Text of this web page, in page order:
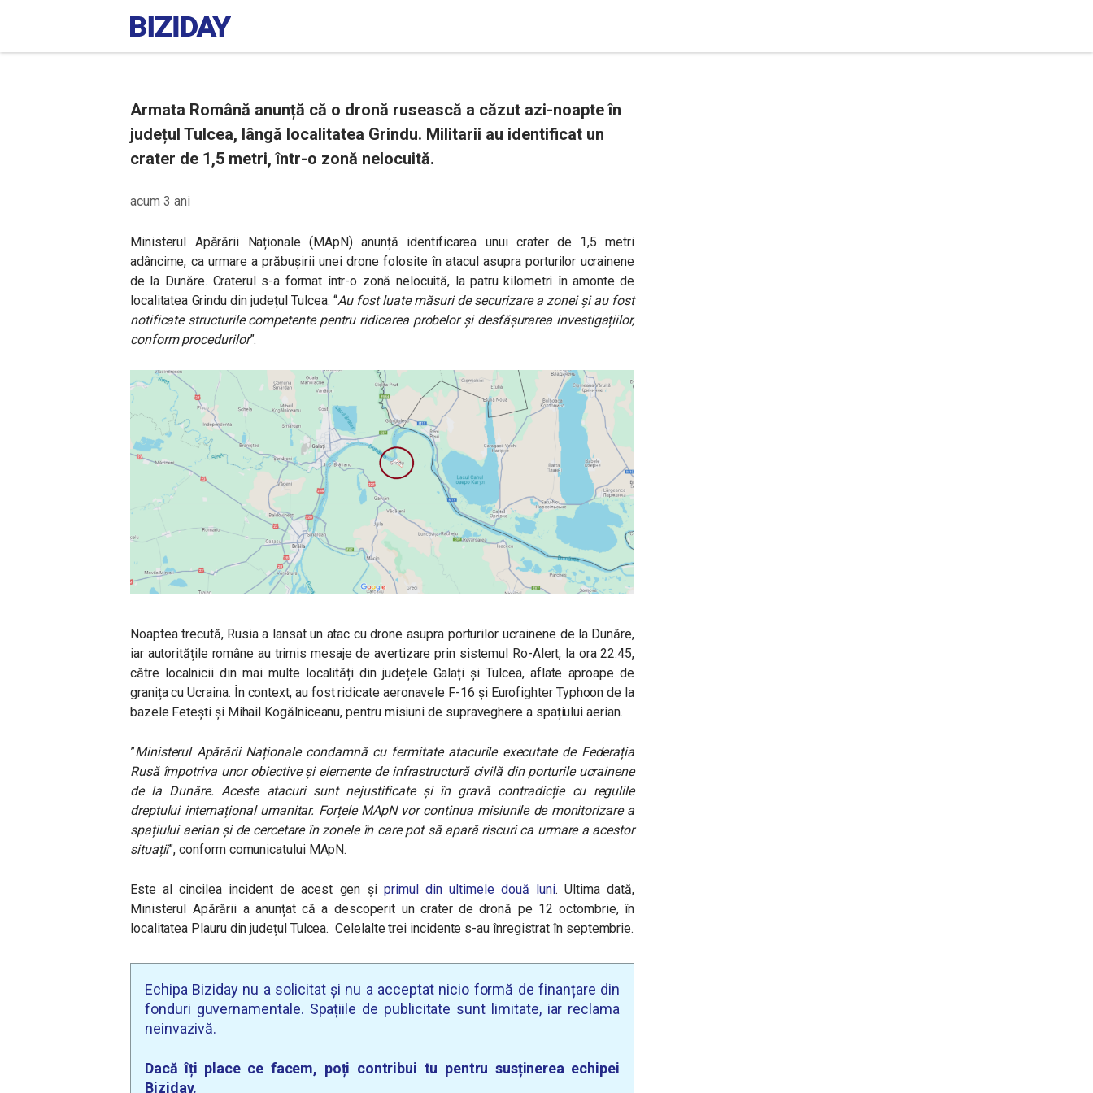
Armata Română anunță că o dronă rusească a căzut azi-noapte în
județul Tulcea, lângă localitatea Grindu. Militarii au identificat un
crater de 1,5 metri, într-o zonă nelocuită.
acum 3 ani
Ministerul Apărării Naționale (MApN) anunță identificarea unui crater de 1,5 metri
adâncime, ca urmare a prăbușirii unei drone folosite în atacul asupra porturilor ucrainene
de la Dunăre. Craterul s-a format într-o zonă nelocuită, la patru kilometri în amonte de
localitatea Grindu din județul Tulcea: “Au fost luate măsuri de securizare a zonei și au fost
notificate structurile competente pentru ridicarea probelor și desfășurarea investigațiilor,
conform procedurilor”.
Noaptea trecută, Rusia a lansat un atac cu drone asupra porturilor ucrainene de la Dunăre,
iar autoritățile române au trimis mesaje de avertizare prin sistemul Ro-Alert, la ora 22:45,
către localnicii din mai multe localități din județele Galați și Tulcea, aflate aproape de
granița cu Ucraina. În context, au fost ridicate aeronavele F-16 și Eurofighter Typhoon de la
bazele Fetești și Mihail Kogălniceanu, pentru misiuni de supraveghere a spațiului aerian.
”Ministerul Apărării Naționale condamnă cu fermitate atacurile executate de Federația
Rusă împotriva unor obiective și elemente de infrastructură civilă din porturile ucrainene
de la Dunăre. Aceste atacuri sunt nejustificate și în gravă contradicție cu regulile
dreptului internațional umanitar. Forțele MApN vor continua misiunile de monitorizare a
spațiului aerian și de cercetare în zonele în care pot să apară riscuri ca urmare a acestor
situații”, conform comunicatului MApN.
Este al cincilea incident de acest gen șiprimul din ultimele două luni. Ultima dată,
Ministerul Apărării a anunțat că a descoperit un crater de dronă pe 12 octombrie, în
localitatea Plauru din județul Tulcea. Celelalte trei incidente s-au înregistrat în septembrie.
Echipa Biziday nu a solicitat și nu a acceptat nicio formă de finanțare din
fonduri guvernamentale. Spațiile de publicitate sunt limitate, iar reclama
neinvazivă.
Dacă îți place ce facem, poți contribui tu pentru susținerea echipei
Biziday.